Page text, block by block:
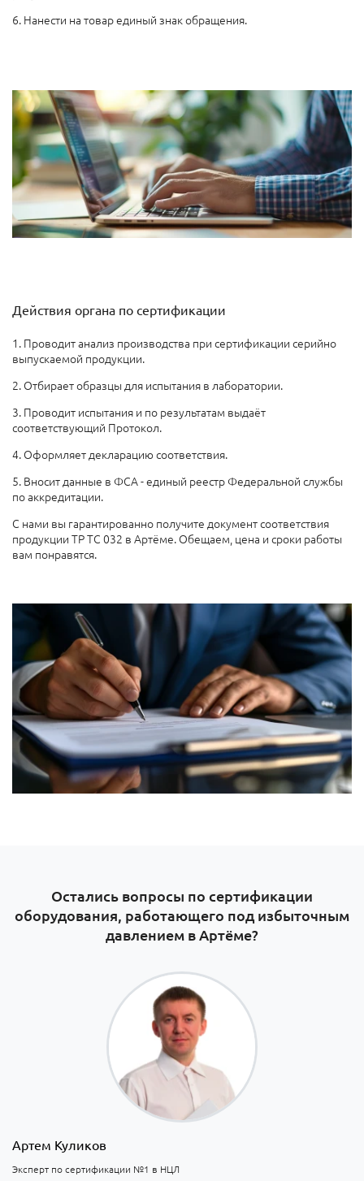
6. Нанести на товар единый знак обращения.
Действия органа по сертификации
1. Проводит анализ производства при сертификации серийно
выпускаемой продукции.
2. Отбирает образцы для испытания в лаборатории.
3. Проводит испытания и по результатам выдаёт
соответствующий Протокол.
4. Оформляет декларацию соответствия.
5. Вносит данные в ФСА - единый реестр Федеральной службы
по аккредитации.
С нами вы гарантированно получите документ соответствия
продукции ТР ТС 032 в Артёме. Обещаем, цена и сроки работы
вам понравятся.
Остались вопросы по сертификации
оборудования, работающего под избыточным
давлением в Артёме​?
Артем Куликов
Эксперт по сертификации №1 в НЦЛ